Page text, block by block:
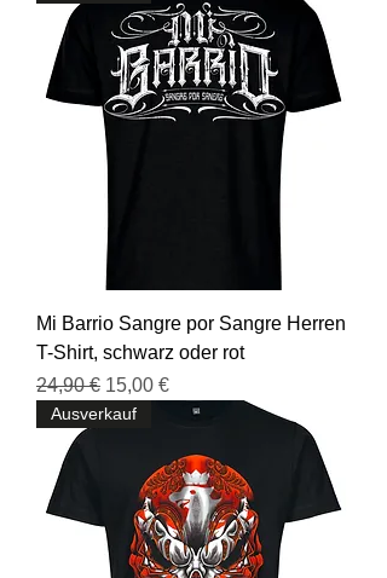
Mi Barrio Sangre por Sangre Herren
T-Shirt, schwarz oder rot
Standardpreis
24,90 € Sale-Preis
15,00 €
Ausverkauf